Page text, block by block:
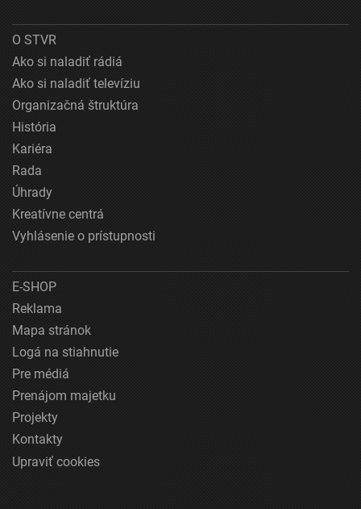
O STVR
Ako si naladiť rádiá
Ako si naladiť televíziu
Organizačná štruktúra
História
Kariéra
Rada
Úhrady
Kreatívne centrá
Vyhlásenie o prístupnosti
E-SHOP
Reklama
Mapa stránok
Logá na stiahnutie
Pre médiá
Prenájom majetku
Projekty
Kontakty
Upraviť cookies